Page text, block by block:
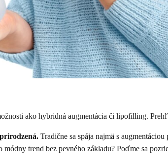
ako hybridná augmentácia či lipofilling.
Tradične sa spája najmä s
módny trend bez pevného základu? Poďme sa